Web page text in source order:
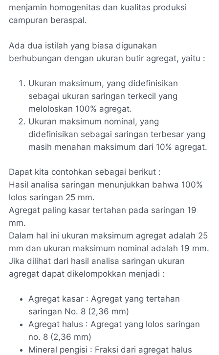
menjamin homogenitas dan kualitas produksi
campuran beraspal.
Ada dua istilah yang biasa digunakan
berhubungan dengan ukuran butir agregat, yaitu :
Ukuran maksimum, yang didefinisikan
sebagai ukuran saringan terkecil yang
meloloskan 100% agregat.
Ukuran maksimum nominal, yang
didefinisikan sebagai saringan terbesar yang
masih menahan maksimum dari 10% agregat.
Dapat kita contohkan sebagai berikut :
Hasil analisa saringan menunjukkan bahwa 100%
lolos saringan 25 mm.
Agregat paling kasar tertahan pada saringan 19
mm.
Dalam hal ini ukuran maksimum agregat adalah 25
mm dan ukuran maksimum nominal adalah 19 mm.
Jika dilihat dari hasil analisa saringan ukuran
agregat dapat dikelompokkan menjadi :
Agregat kasar : Agregat yang tertahan
saringan No. 8 (2,36 mm)
Agregat halus : Agregat yang lolos saringan
no. 8 (2,36 mm)
Mineral pengisi : Fraksi dari agregat halus